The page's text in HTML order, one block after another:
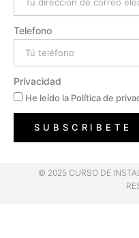
Telefono
Privacidad
He leído la Política de
SUBSCRIBETE
© 2025 CURSO DE